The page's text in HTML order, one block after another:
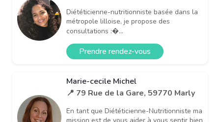
Diététicienne-nutritionniste basée dans la
métropole lilloise, je propose des
consultations :�...
Prendre rendez-vous
Marie-cecile Michel
📍 79 Rue de la Gare, 59770 Marly
En tant que Diététicienne-Nutritionniste ma
mission est de vous aider à vous sentir bien